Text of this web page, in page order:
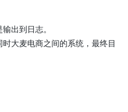
出到日志。
大麦电商之间的系统，最终目